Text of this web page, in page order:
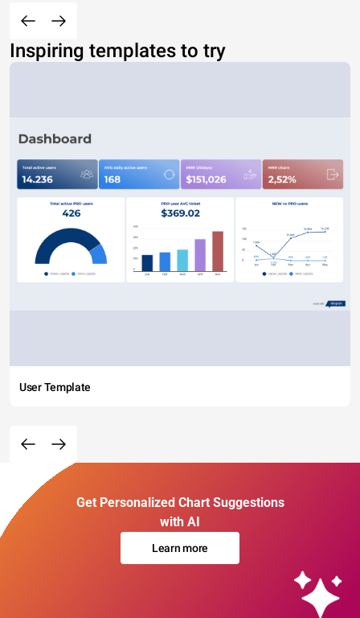
Inspiring templates to try
User Template
Get Personalized Chart Suggestions
with AI
Learn more